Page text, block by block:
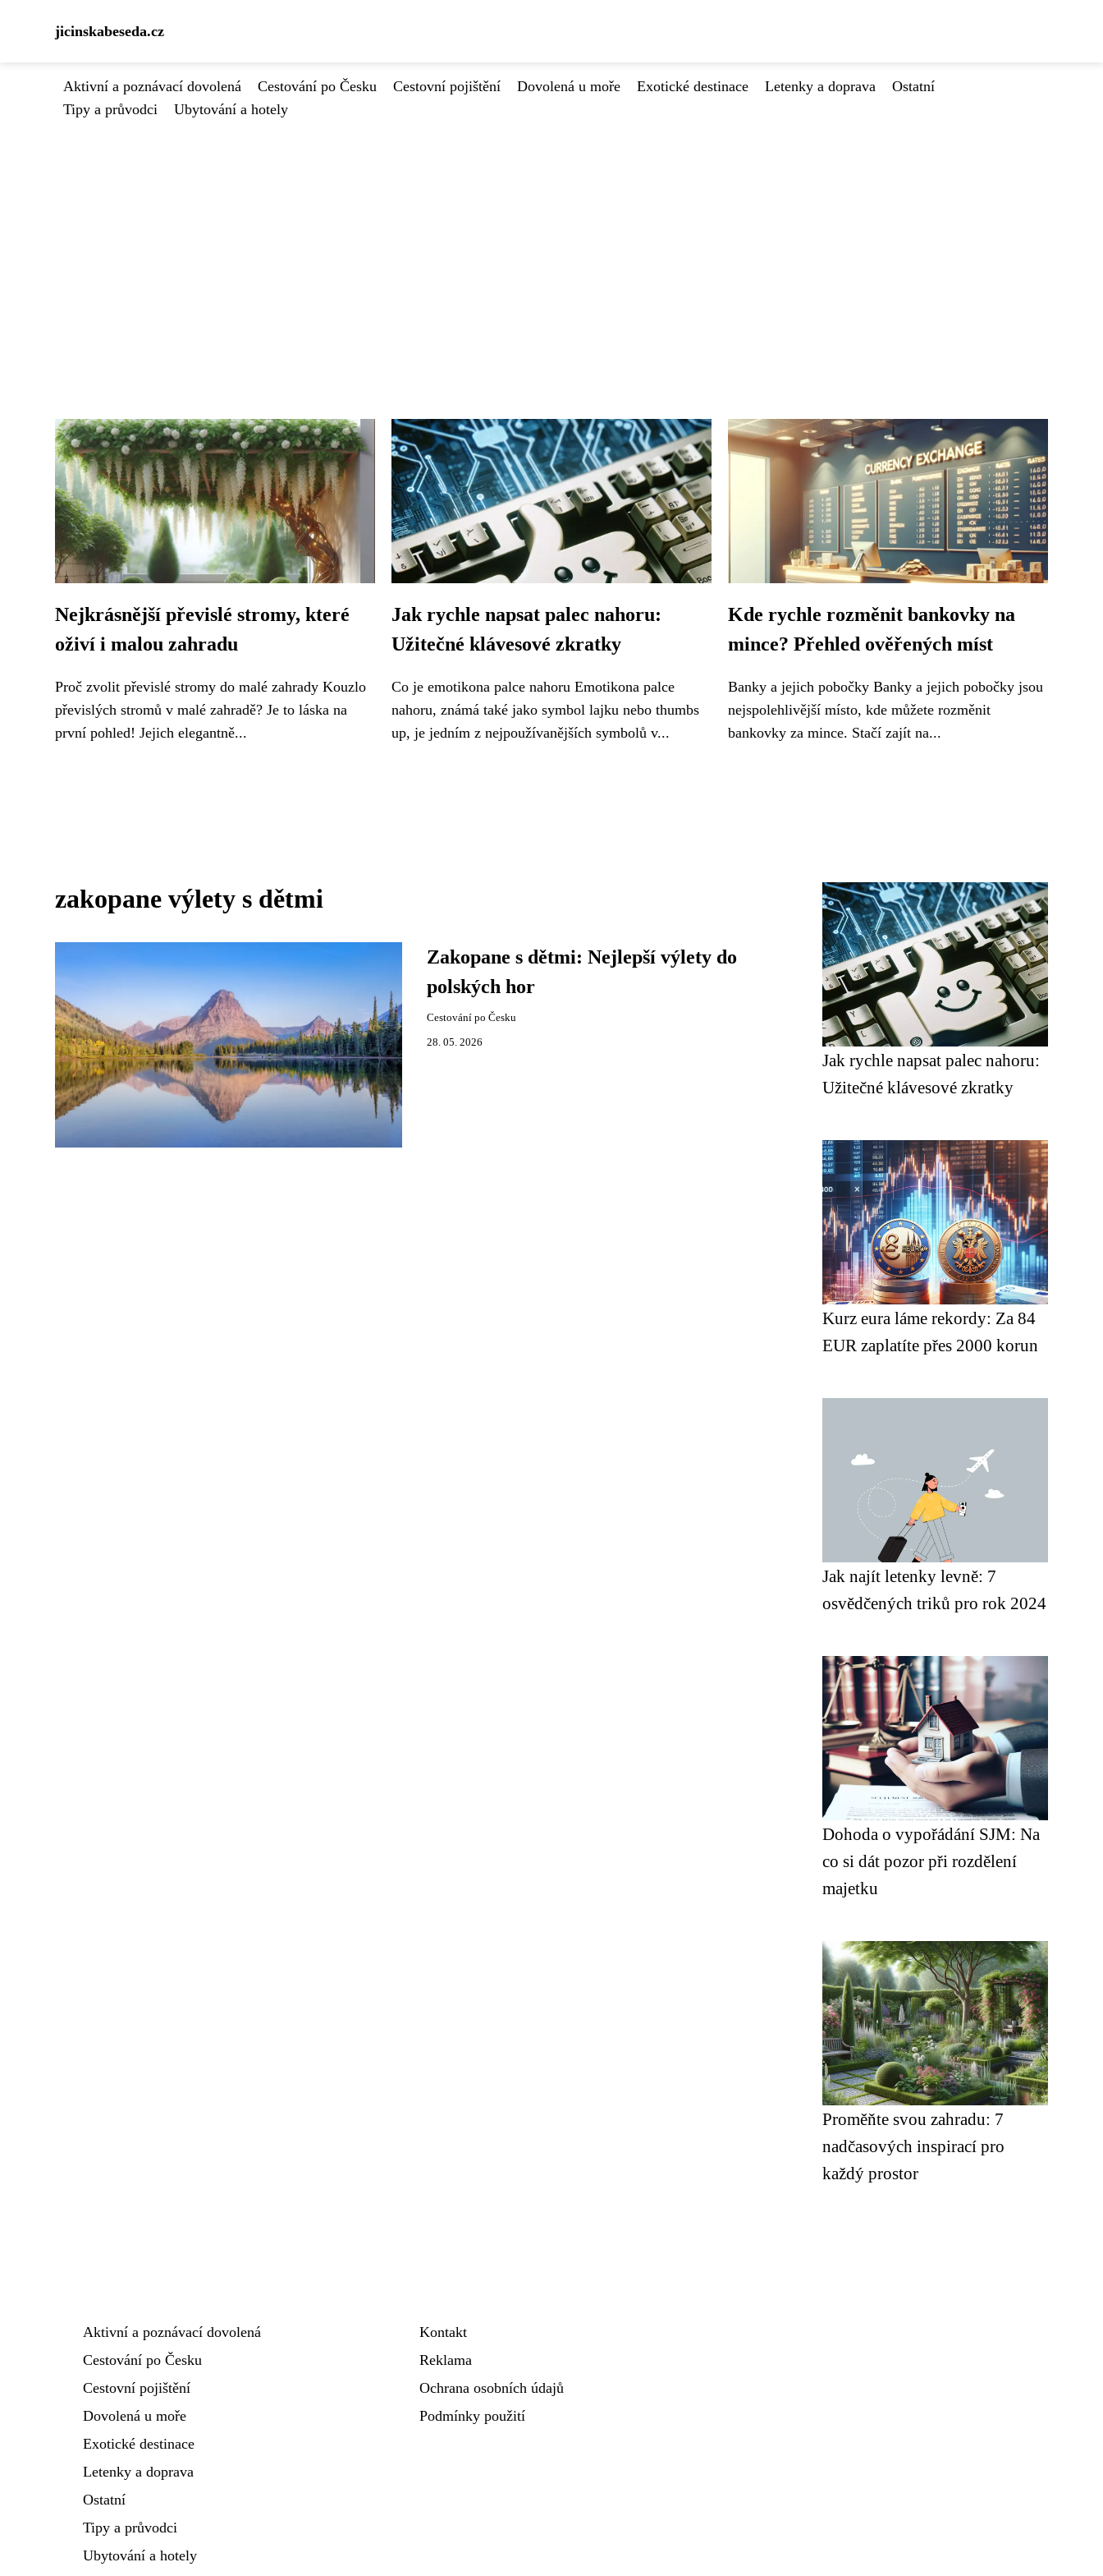
jicinskabeseda.cz
Aktivní a poznávací dovolená Cestování po Česku Cestovní pojištění Dovolená u moře Exotické destinace Letenky a doprava
Ostatní
Tipy a průvodci
Ubytování a hotely
Nejkrásnější převislé stromy, které
oživí i malou zahradu
Proč zvolit převislé stromy do malé zahrady Kouzlo
převislých stromů v malé zahradě? Je to láska na
první pohled! Jejich elegantně...
Jak rychle napsat palec nahoru:
Užitečné klávesové zkratky
Co je emotikona palce nahoru Emotikona palce
nahoru, známá také jako symbol lajku nebo thumbs
up, je jedním z nejpoužívanějších symbolů v...
Kde rychle rozměnit bankovky na
mince? Přehled ověřených míst
Banky a jejich pobočky Banky a jejich pobočky jsou
nejspolehlivější místo, kde můžete rozměnit
bankovky za mince. Stačí zajít na...
zakopane výlety s dětmi
Zakopane s dětmi: Nejlepší výlety do
polských hor
Cestování po Česku
28. 05. 2026
Jak rychle napsat palec nahoru:
Užitečné klávesové zkratky
Kurz eura láme rekordy: Za 84
EUR zaplatíte přes 2000 korun
Jak najít letenky levně: 7
osvědčených triků pro rok 2024
Dohoda o vypořádání SJM: Na
co si dát pozor při rozdělení
majetku
Proměňte svou zahradu: 7
nadčasových inspirací pro
každý prostor
Aktivní a poznávací dovolená
Cestování po Česku
Cestovní pojištění
Dovolená u moře
Exotické destinace
Letenky a doprava
Ostatní
Tipy a průvodci
Ubytování a hotely
Kontakt
Reklama
Ochrana osobních údajů
Podmínky použití